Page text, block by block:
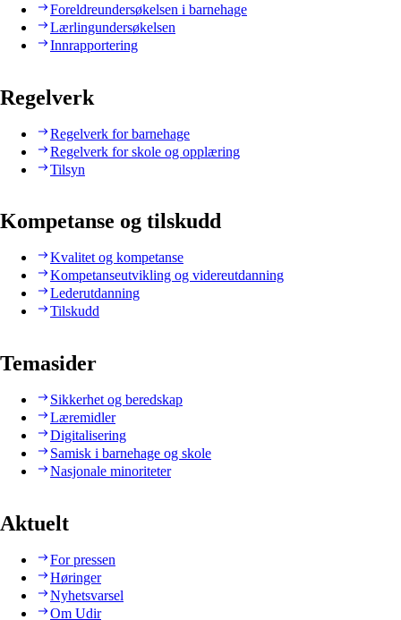
Foreldreundersøkelsen i barnehage
Lærlingundersøkelsen
Innrapportering
Regelverk
Regelverk for barnehage
Regelverk for skole og opplæring
Tilsyn
Kompetanse og tilskudd
Kvalitet og kompetanse
Kompetanseutvikling og videreutdanning
Lederutdanning
Tilskudd
Temasider
Sikkerhet og beredskap
Læremidler
Digitalisering
Samisk i barnehage og skole
Nasjonale minoriteter
Aktuelt
For pressen
Høringer
Nyhetsvarsel
Om Udir